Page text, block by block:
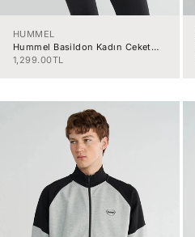
HUMMEL
Hummel Basildon Kadın Ceket
922365-2001
İndirimli fiyat
1,299.00TL